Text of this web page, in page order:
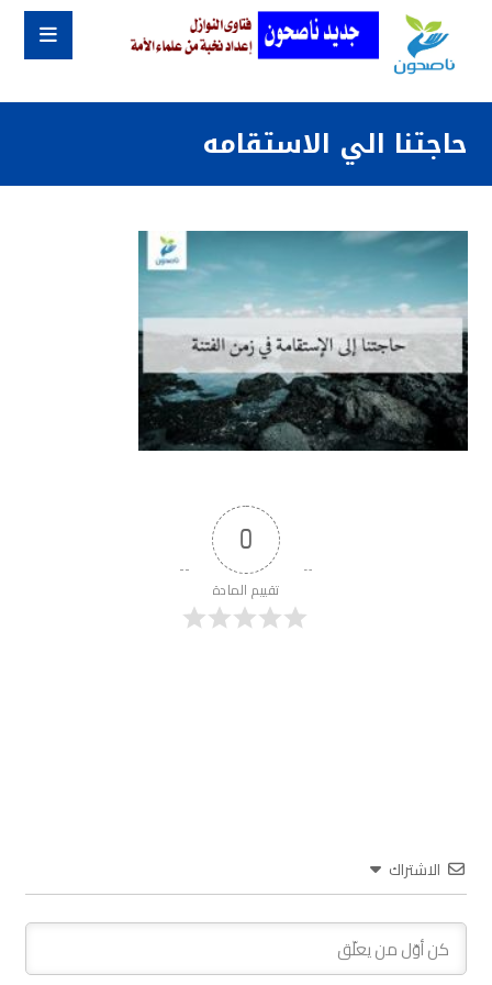
حاجتنا الي الاستقامه
0
تقييم المادة
الاشتراك